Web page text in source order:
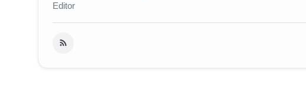
Editor